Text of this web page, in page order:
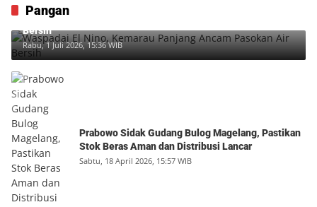
Pangan
Waspadai El Nino, Kemarau Panjang Ancam Pasokan Air
Bersih
Rabu, 1 Juli 2026, 15:36 WIB
Prabowo Sidak Gudang Bulog Magelang, Pastikan
Stok Beras Aman dan Distribusi Lancar
Sabtu, 18 April 2026, 15:57 WIB